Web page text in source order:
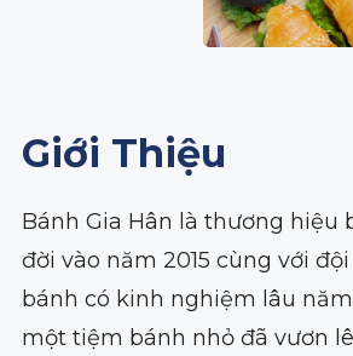
Giới Thiệu
Bánh Gia Hân là thương hiệu
đời vào năm 2015 cùng với
bánh có kinh nghiệm lâu
một tiệm bánh nhỏ đã vươn